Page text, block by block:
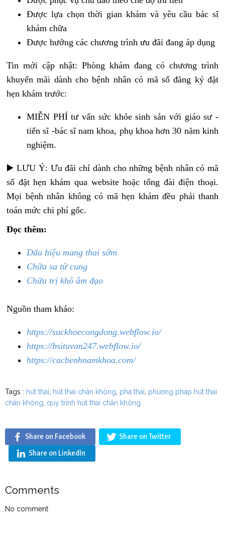
Được lựa chọn thời gian khám và yêu cầu bác sĩ
khám chữa
Được hưởng các chương trình ưu đãi đang áp dụng
Tin mới cập nhật: Phòng khám đang có chương trình
khuyến mãi dành cho bệnh nhân có mã số đăng ký đặt
hẹn khám trước:
MIỄN PHÍ tư vấn sức khỏe sinh sản với giáo sư -
tiến sĩ -bác sĩ nam khoa, phụ khoa hơn 30 năm kinh
nghiệm.
▶️ LƯU Ý: Ưu đãi chỉ dành cho những bệnh nhân có mã
số đặt hẹn khám qua website hoặc tổng đài điện thoại.
Mọi bệnh nhân không có mã hẹn khám đều phải thanh
toán mức chi phí gốc.
Đọc thêm:
Dấu hiệu mang thai sớm
Chữa sa tử cung
Chữa trị khô âm đạo
Nguồn tham khảo:
https://suckhoecongdong.webflow.io/
https://bsituvan247.webflow.io/
https://cacbenhnamkhoa.com/
Tags : hút thai hút thai chân không phá thai phương pháp hút thai
chân không quy trình hút thai chân không
Share on Facebook
Share on Twitter
Share on LinkedIn
Comments
No comment